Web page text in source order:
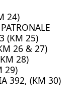
24)
(KM 25)
26 & 27)
28)
29)
392, (KM 30)